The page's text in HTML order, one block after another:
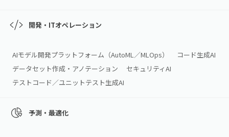
開発・ITオペレーション
AIモデル開発プラットフォーム（AutoML／MLOps）
コード生成AI
データセット作成・アノテーション
セキュリティAI
テストコード／ユニットテスト生成AI
予測・最適化